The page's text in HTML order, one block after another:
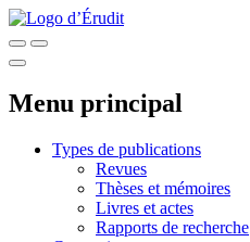
Menu principal
Types de publications
Revues
Thèses et mémoires
Livres et actes
Rapports de recherche